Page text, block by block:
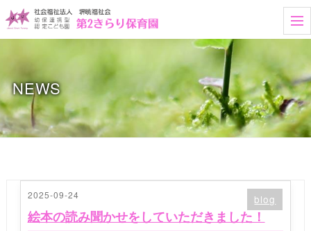
t
o
e
n
a
v
g
a
NEWS
2025-09-24
絵本の読み聞かせをしていただきました！
blog